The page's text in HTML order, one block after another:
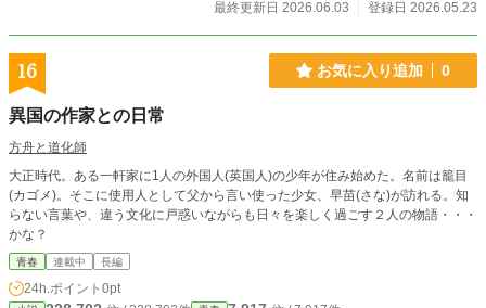
最終更新日 2026.06.03 登録日 2026.05.23
16 お気に入り追加 0
異国の作家との日常
方舟と道化師
大正時代。ある一軒家に1人の外国人(英国人)の少年が住み始めた。名前は籠目
(カゴメ)。そこに使用人として父から言い使った少女、早苗(さな)が訪れる。知
らない言葉や、違う文化に戸惑いながらも日々を楽しく過ごす２人の物語・・・
かな？
青春 連載中 長編
24h.ポイント 0pt